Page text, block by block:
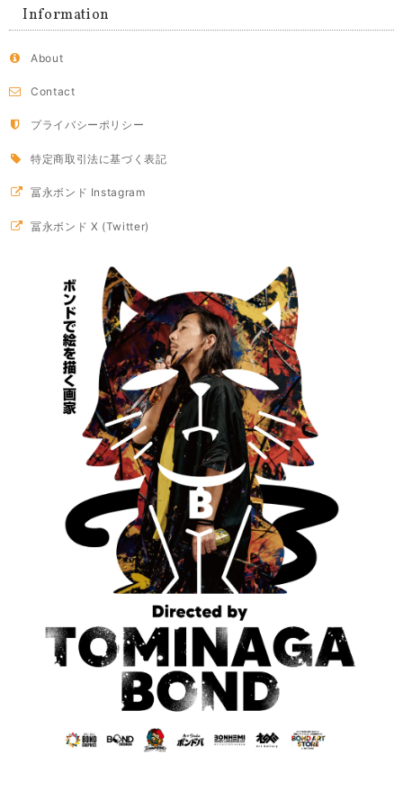
Information
About
Contact
プライバシーポリシー
特定商取引法に基づく表記
冨永ボンド Instagram
冨永ボンド X (Twitter)